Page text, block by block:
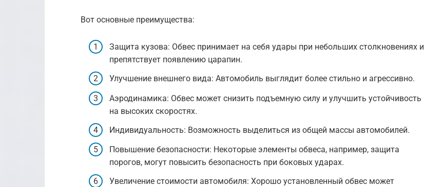
Вот основные преимущества:
Защита кузова: Обвес принимает на себя удары при небольших столкновениях и
препятствует появлению царапин.
Улучшение внешнего вида: Автомобиль выглядит более стильно и агрессивно.
Аэродинамика: Обвес может снизить подъемную силу и улучшить устойчивость
на высоких скоростях.
Индивидуальность: Возможность выделиться из общей массы автомобилей.
Повышение безопасности: Некоторые элементы обвеса, например, защита
порогов, могут повысить безопасность при боковых ударах.
Увеличение стоимости автомобиля: Хорошо установленный обвес может